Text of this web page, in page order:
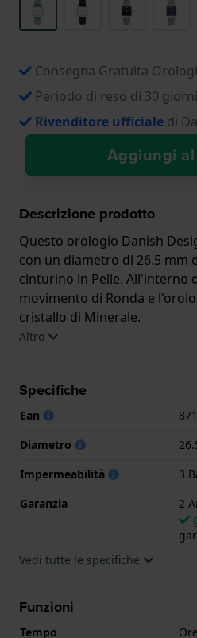
Consegna Gratuita
Periodo di reso di 30 giorni
Rivenditore ufficiale di
Aggiungi
Descrizione prodotto
Questo orologio Danish
con un diametro di 26.5 mm
cinturino in Pelle. All'interno
movimento di Ronda e
cristallo di Minerale.
è fornito con 2 Anni di
Altro
Specifiche
Ean
Diametro
Impermeabilità
3
Garanzia
2
Vedi tutte le specifiche
Funzioni
Tempo